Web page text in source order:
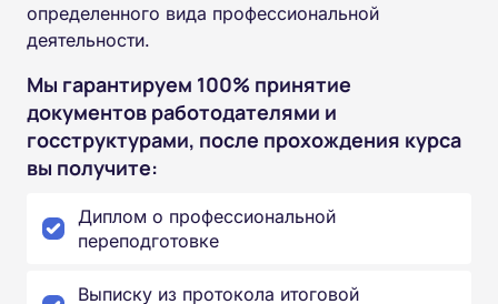
определенного вида профессиональной
деятельности.
Мы гарантируем 100% принятие
документов работодателями и
госструктурами, после прохождения курса
вы получите:
Диплом о профессиональной
переподготовке
Выписку из протокола итоговой